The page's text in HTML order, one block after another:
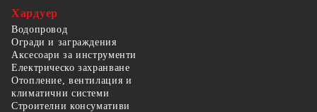
Хардуер
Водопровод
Огради и заграждения
Аксесоари за инструменти
Електрическо захранване
Отопление, вентилация и
климатични системи
Строителни консумативи